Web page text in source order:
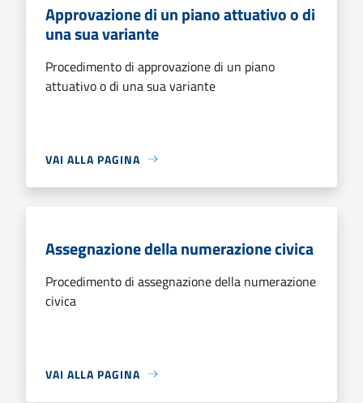
Approvazione di un piano attuativo o di
una sua variante
Procedimento di approvazione di un piano
attuativo o di una sua variante
VAI ALLA PAGINA
Assegnazione della numerazione civica
Procedimento di assegnazione della numerazione
civica
VAI ALLA PAGINA